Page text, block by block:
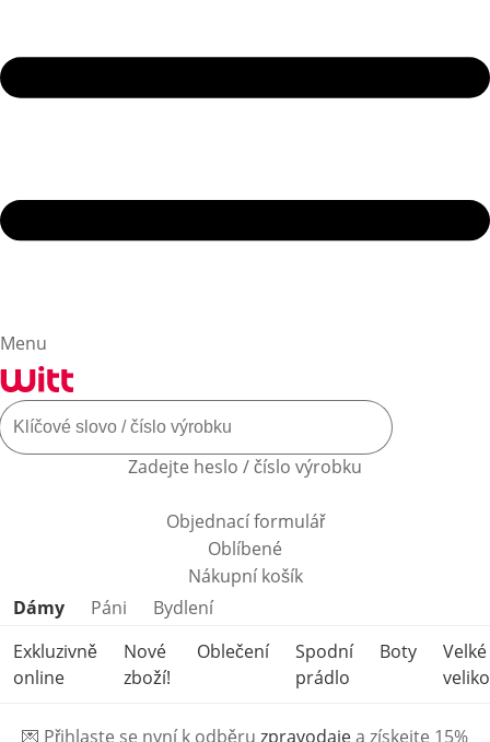
Menu
Zadejte heslo / číslo výrobku
Objednací formulář
Oblíbené
Nákupní košík
Přeskočit kategorie produktů
Dámy Páni
Bydlení
Exkluzivně
online
Nové
zboží!
Oblečení
Spodní
prádlo
Boty
Velké
💌 Přihlaste se nyní k odběru zpravodajea získejte 15%